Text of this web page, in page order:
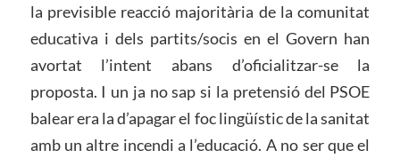
la previsible reacció majoritària de la comunitat
educativa i dels partits/socis en el Govern han
avortat l’intent abans d’oficialitzar-se la
proposta. I un ja no sap si la pretensió del PSOE
balear era la d’apagar el foc lingüístic de la sanitat
amb un altre incendi a l’educació. A no ser que el